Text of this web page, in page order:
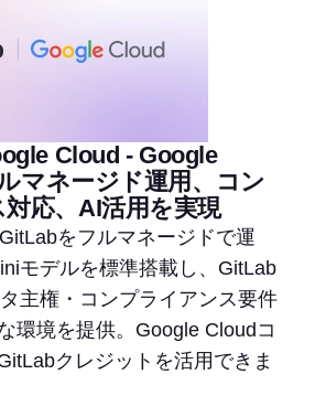
Cloud - Google
マネージド運用、コン
応、AI活用を実現
をフルマネージドで運
モデルを標準搭載し、GitLab
主権・コンプライアンス要件
環境を提供。Google Cloudコ
クレジットを活用できま